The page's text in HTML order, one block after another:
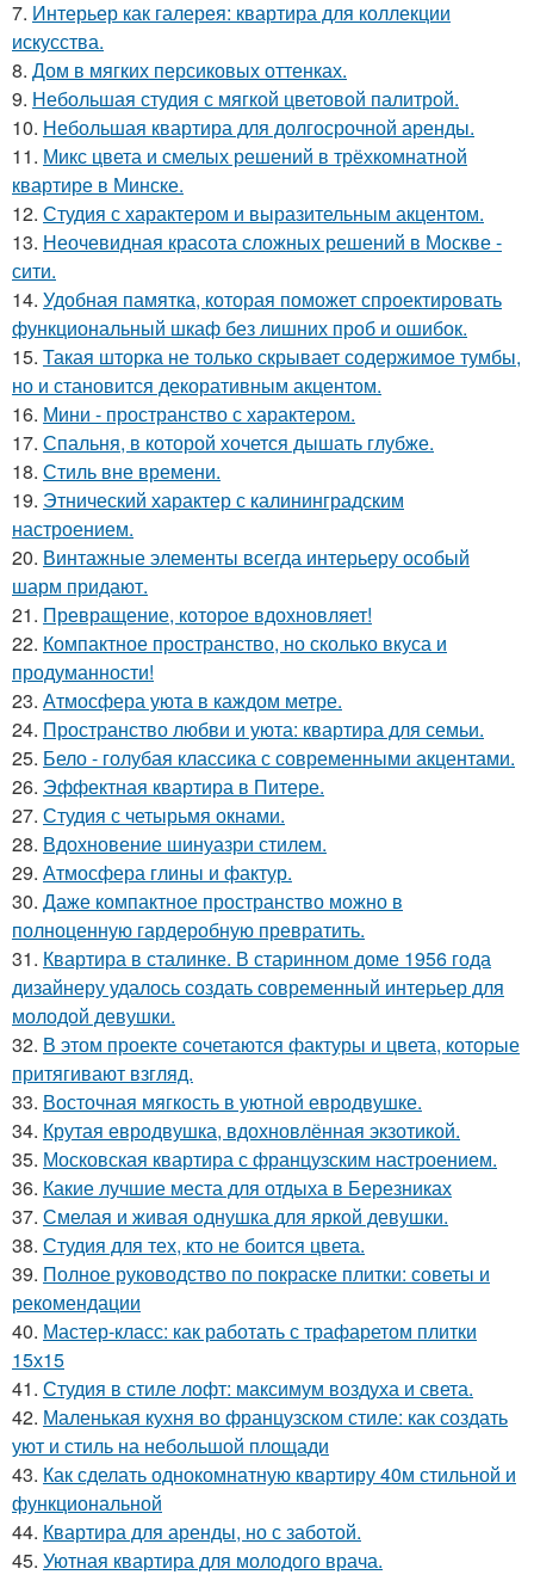
7. Интерьер как галерея: квартира для коллекции
искусства.
8. Дом в мягких персиковых оттенках.
9. Небольшая студия с мягкой цветовой палитрой.
10. Небольшая квартира для долгосрочной аренды.
11. Микс цвета и смелых решений в трёхкомнатной
квартире в Минске.
12. Студия с характером и выразительным акцентом.
13. Неочевидная красота сложных решений в Москве -
сити.
14. Удобная памятка, которая поможет спроектировать
функциональный шкаф без лишних проб и ошибок.
15. Такая шторка не только скрывает содержимое тумбы,
но и становится декоративным акцентом.
16. Мини - пространство с характером.
17. Спальня, в которой хочется дышать глубже.
18. Стиль вне времени.
19. Этнический характер с калининградским
настроением.
20. Винтажные элементы всегда интерьеру особый
шарм придают.
21. Превращение, которое вдохновляет!
22. Компактное пространство, но сколько вкуса и
продуманности!
23. Атмосфера уюта в каждом метре.
24. Пространство любви и уюта: квартира для семьи.
25. Бело - голубая классика с современными акцентами.
26. Эффектная квартира в Питере.
27. Студия с четырьмя окнами.
28. Вдохновение шинуазри стилем.
29. Атмосфера глины и фактур.
30. Даже компактное пространство можно в
полноценную гардеробную превратить.
31. Квартира в сталинке. В старинном доме 1956 года
дизайнеру удалось создать современный интерьер для
молодой девушки.
32. В этом проекте сочетаются фактуры и цвета, которые
притягивают взгляд.
33. Восточная мягкость в уютной евродвушке.
34. Крутая евродвушка, вдохновлённая экзотикой.
35. Московская квартира с французским настроением.
36. Какие лучшие места для отдыха в Березниках
37. Смелая и живая однушка для яркой девушки.
38. Студия для тех, кто не боится цвета.
39. Полное руководство по покраске плитки: советы и
рекомендации
40. Мастер-класс: как работать с трафаретом плитки
15х15
41. Студия в стиле лофт: максимум воздуха и света.
42. Маленькая кухня во французском стиле: как создать
уют и стиль на небольшой площади
43. Как сделать однокомнатную квартиру 40м стильной и
функциональной
44. Квартира для аренды, но с заботой.
45. Уютная квартира для молодого врача.